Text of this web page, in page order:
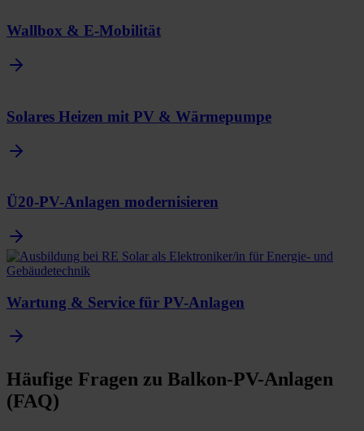
Wallbox & E-Mobilität
Solares Heizen mit PV & Wärmepumpe
Ü20-PV-Anlagen modernisieren
Wartung & Service für PV-Anlagen
Häufige Fragen zu Balkon-PV-Anlagen
(FAQ)